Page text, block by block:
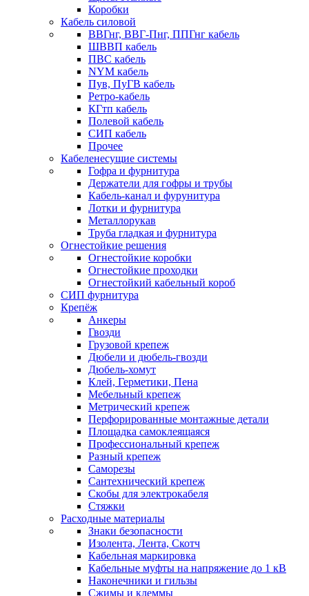
Коробки
Кабель силовой
ВВГнг, ВВГ-Пнг, ППГнг кабель
ШВВП кабель
ПВС кабель
NYM кабель
Пув, ПуГВ кабель
Ретро-кабель
КГтп кабель
Полевой кабель
СИП кабель
Прочее
Кабеленесущие системы
Гофра и фурнитура
Держатели для гофры и трубы
Кабель-канал и фурунитура
Лотки и фурнитура
Металлорукав
Труба гладкая и фурнитура
Огнестойкие решения
Огнестойкие коробки
Огнестойкие проходки
Огнестойкий кабельный короб
СИП фурнитура
Крепёж
Анкеры
Гвозди
Грузовой крепеж
Дюбели и дюбель-гвозди
Дюбель-хомут
Клей, Герметики, Пена
Мебельный крепеж
Метрический крепеж
Перфорированные монтажные детали
Площадка самоклеящаяся
Профессиональный крепеж
Разный крепеж
Саморезы
Сантехнический крепеж
Скобы для электрокабеля
Стяжки
Расходные материалы
Знаки безопасности
Изолента, Лента, Скотч
Кабельная маркировка
Кабельные муфты на напряжение до 1 кВ
Наконечники и гильзы
Сжимы и клеммы